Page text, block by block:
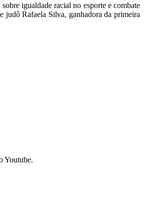
igualdade racial no esporte e combate
judô Rafaela Silva, ganhadora da primeira
Youtube.